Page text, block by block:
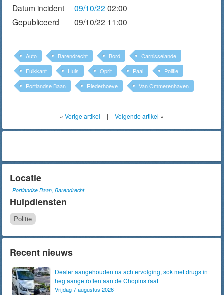
Datum incident
09/10/22 02:00
Gepubliceerd
09/10/22 11:00
Auto Barendrecht Bord
Carnisselande
Fuikkant
Huis Oprit Paal
Politie
Portlandse Baan
Riederhoeve Van Ommerenhaven
« Vorige artikel | Volgende artikel »
Locatie
Portlandse Baan, Barendrecht
Hulpdiensten
Politie
Recent nieuws
Dealer aangehouden na achtervolging, sok met drugs in
heg aangetroffen aan de Chopinstraat
Vrijdag 7 augustus 2026